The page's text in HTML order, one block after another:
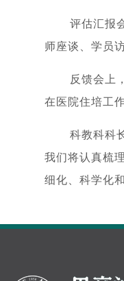
评估汇报
师座谈、学员
反馈会上
在医院住培工
科教科科
我们将认真梳
细化、科学化